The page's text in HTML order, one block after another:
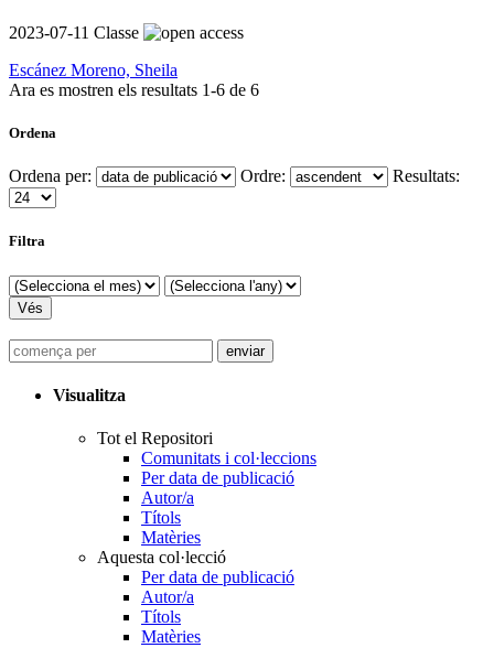
2023-07-11 Classe
Escánez Moreno, Sheila
Ara es mostren els resultats 1-6 de 6
Ordena
Ordena per: Ordre: Resultats:
Filtra
Visualitza
Tot el Repositori
Comunitats i col·leccions
Per data de publicació
Autor/a
Títols
Matèries
Aquesta col·lecció
Per data de publicació
Autor/a
Títols
Matèries